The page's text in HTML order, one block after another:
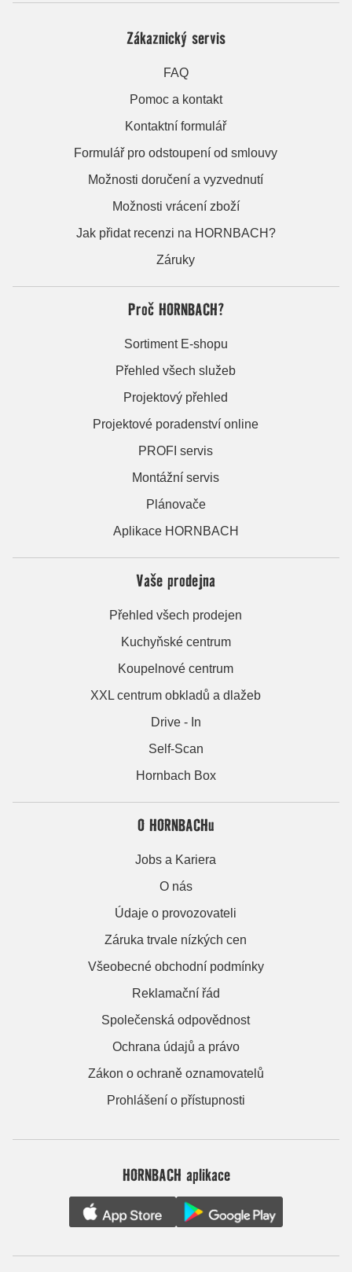
Zákaznický servis
FAQ
Pomoc a kontakt
Kontaktní formulář
Formulář pro odstoupení od smlouvy
Možnosti doručení a vyzvednutí
Možnosti vrácení zboží
Jak přidat recenzi na HORNBACH?
Záruky
Proč HORNBACH?
Sortiment E-shopu
Přehled všech služeb
Projektový přehled
Projektové poradenství online
PROFI servis
Montážní servis
Plánovače
Aplikace HORNBACH
Vaše prodejna
Přehled všech prodejen
Kuchyňské centrum
Koupelnové centrum
XXL centrum obkladů a dlažeb
Drive - In
Self-Scan
Hornbach Box
O HORNBACHu
Jobs a Kariera
O nás
Údaje o provozovateli
Záruka trvale nízkých cen
Všeobecné obchodní podmínky
Reklamační řád
Společenská odpovědnost
Ochrana údajů a právo
Zákon o ochraně oznamovatelů
Prohlášení o přístupnosti
HORNBACH aplikace